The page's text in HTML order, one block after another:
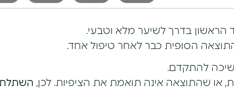
הראשון בדרך לשיער מלא וטבעי.
הסופית כבר לאחר טיפול אחד.
להתקדם.
או שהתוצאה אינה תואמת את הציפיות. לכן,